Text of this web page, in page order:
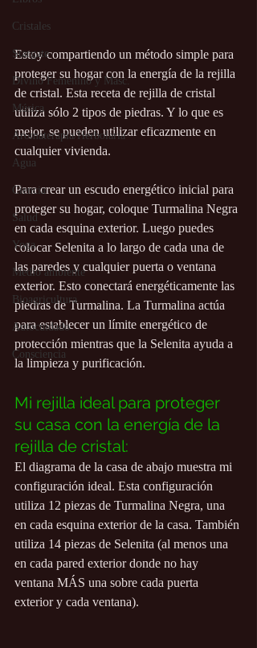
Cristales
Stargate
Divino Femenino y Masc.
Música
Aromaterapia/Herbolaria
Agua
Ciencia
Salud
Yoga
Medio ambiente
Bioagricultura
Autocuidado
Consciencia
Estoy compartiendo un método simple para
proteger su hogar con la energía de la rejilla
de cristal. Esta receta de rejilla de cristal
utiliza sólo 2 tipos de piedras. Y lo que es
mejor, se pueden utilizar eficazmente en
cualquier vivienda.
Para crear un escudo energético inicial para
proteger su hogar, coloque Turmalina Negra
en cada esquina exterior. Luego puedes
colocar Selenita a lo largo de cada una de
las paredes y cualquier puerta o ventana
exterior. Esto conectará energéticamente las
piedras de Turmalina. La Turmalina actúa
para establecer un límite energético de
protección mientras que la Selenita ayuda a
la limpieza y purificación.
Mi rejilla ideal para proteger
su casa con la energía de la
rejilla de cristal:
El diagrama de la casa de abajo muestra mi
configuración ideal. Esta configuración
utiliza 12 piezas de Turmalina Negra, una
en cada esquina exterior de la casa. También
utiliza 14 piezas de Selenita (al menos una
en cada pared exterior donde no hay
ventana MÁS una sobre cada puerta
exterior y cada ventana).